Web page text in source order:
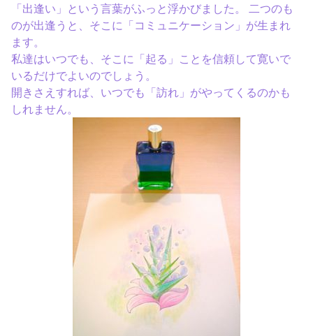
「出逢い」という言葉がふっと浮かびました。 二つのも
のが出逢うと、そこに「コミュニケーション」が生まれ
ます。
私達はいつでも、そこに「起る」ことを信頼して寛いで
いるだけでよいのでしょう。
開きさえすれば、いつでも「訪れ」がやってくるのかも
しれません。